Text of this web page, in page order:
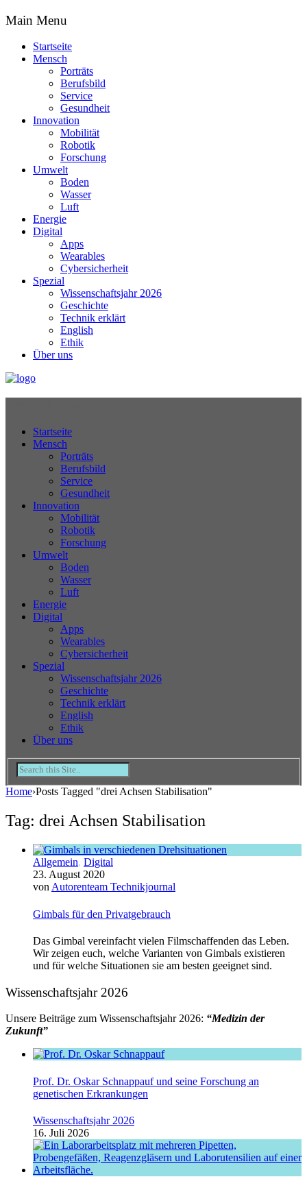
Main Menu
Startseite
Mensch
Porträts
Berufsbild
Service
Gesundheit
Innovation
Mobilität
Robotik
Forschung
Umwelt
Boden
Wasser
Luft
Energie
Digital
Apps
Wearables
Cybersicherheit
Spezial
Wissenschaftsjahr 2026
Geschichte
Technik erklärt
English
Ethik
Über uns
Startseite
Mensch
Porträts
Berufsbild
Service
Gesundheit
Innovation
Mobilität
Robotik
Forschung
Umwelt
Boden
Wasser
Luft
Energie
Digital
Apps
Wearables
Cybersicherheit
Spezial
Wissenschaftsjahr 2026
Geschichte
Technik erklärt
English
Ethik
Über uns
Home›Posts Tagged "drei Achsen Stabilisation"
Tag: drei Achsen Stabilisation
Allgemein, Digital
23. August 2020
von Autorenteam Technikjournal
Gimbals für den Privatgebrauch
Das Gimbal vereinfacht vielen Filmschaffenden das Leben.
Wir zeigen euch, welche Varianten von Gimbals existieren
und für welche Situationen sie am besten geeignet sind.
Wissenschaftsjahr 2026
Unsere Beiträge zum Wissenschaftsjahr 2026: “Medizin der
Zukunft”
Prof. Dr. Oskar Schnappauf und seine Forschung an
genetischen Erkrankungen
Wissenschaftsjahr 2026
16. Juli 2026